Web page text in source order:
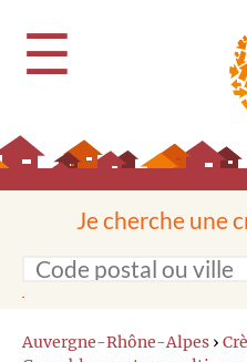
☰
Je cherche une
Auvergne-Rhône-Alpes ›